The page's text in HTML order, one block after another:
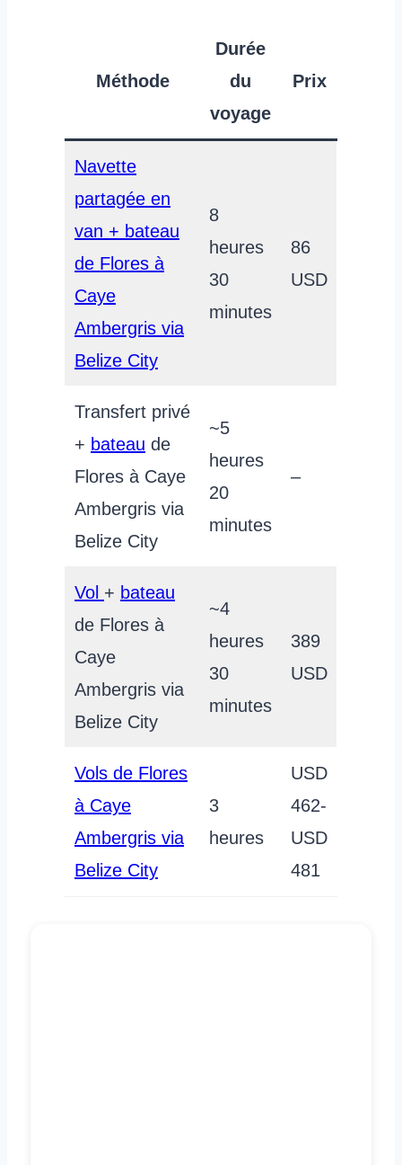
Méthode
Durée
du
voyage
Prix
Navette
partagée en
van + bateau
de Flores à
Caye
Ambergris via
Belize City
8
heures
30
minutes
86
USD
Transfert privé
+ bateau de
Flores à Caye
Ambergris via
Belize City
~5
heures
20
minutes
–
Vol + bateau
de Flores à
Caye
Ambergris via
Belize City
~4
heures
30
minutes
389
USD
Vols de Flores
à Caye
Ambergris via
Belize City
3
heures
USD
462-
USD
481